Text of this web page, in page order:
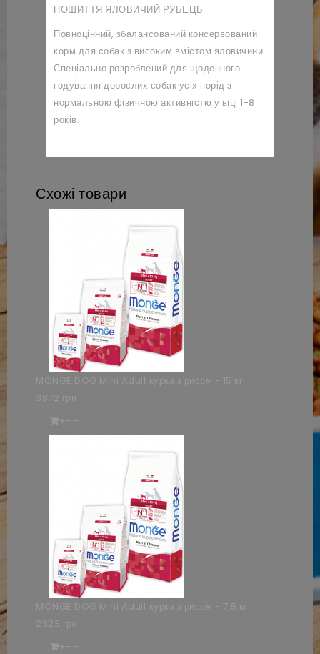
ПОШИТТЯ ЯЛОВИЧИЙ РУБЕЦЬ
Повноцінний, збалансований консервований
корм для собак з високим вмістом яловичини.
Спеціально розроблений для щоденного
годування дорослих собак усіх порід з
нормальною фізичною активністю у віці 1-8
років.
Схожі товари
MONGE DOG Mini Adult курка з рисом - 15 кг
3872 грн
+++
MONGE DOG Mini Adult курка з рисом - 7,5 кг
2323 грн
+++